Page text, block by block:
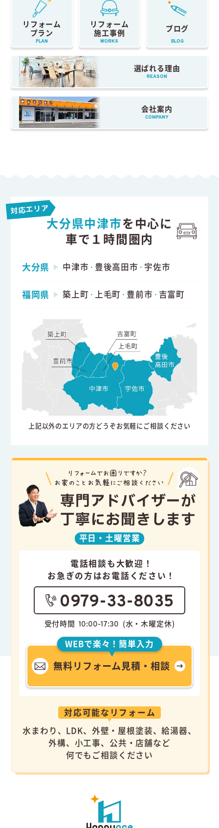
リフォーム
プラン
PLAN
リフォーム
施工事例
WORKS
ブログ
BLOG
選ばれる理由
REASON
会社案内
COMPANY
対応エリア
大分県中津市を中心に
車で１時間圏内
大分県 中津市 ・ 豊後高田市 ・ 宇佐市
福岡県 築上町 ・ 上毛町 ・ 豊前市 ・ 吉富町
上記以外のエリアの方どうぞお気軽にご相談ください
専門アドバイザーが
丁寧にお聞きします
平日・土曜営業
電話相談も大歓迎！
お急ぎの方はお電話ください！
0979-33-8035
受付時間 10:00-17:30 (水・木曜定休)
WEBで楽々！簡単入力
無料リフォーム見積・相談
対応可能なリフォーム
水まわり、LDK、外壁・屋根塗装、給湯器、
外構、小工事、公共・店舗など
何でもご相談ください